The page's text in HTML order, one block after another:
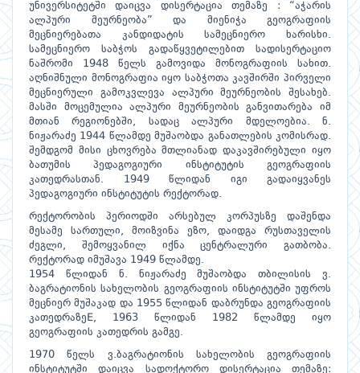
უნივერსიტეტში დაიცვა დისერტაცია თემაზე : “აჭარის
ალპური მეურნეობა” და მიენიჭა გეოგრაფიის
მეცნიერებათა კანდიდატის სამეცნიერო ხარისხი.
სამეცნიერო საბჭოს გადაწყვეტილებით სადისერტაციო
ნაშრომი 1948 წელს გამოვიდა მონოგრაფიის სახით.
აღნიშნული მონოგრაფია იყო საბჭოთა კავშირში პირველი
მეცნიერული გამოკვლევა ალპური მეურნეობის შესახებ.
მასში მოცემულია ალპური მეურნეობის განვითარება იმ
მთიან რეგიონებში, სადაც ალპური მდელოებია. ნ.
ნიჟარაძე 1944 წლამდე მუშაობდა განათლების კომისრად.
შემდგომ მისი ცხოვრება მთლიანად დაკავშირებული იყო
ბათუმის პედაგოგიური ინსტიტუტის გეოგრაფიის
კათედრასთან. 1949 წლიდან იგი გადაიყვანეს
პედაგოგიური ინსტიტუტის რექტორად.
რექტორობის პერიოდში არსებულ კორპუსზე დაშენდა
მესამე სართული, მოიზვინა ეზო, დაიდგა რუსთაველის
ძეგლი, შემოყვანილ იქნა ცენტრალური გათბობა.
რექტორად იმუშავა 1949 წლამდე.
1954 წლიდან ნ. ნიჟარაძე მუშაობდა თბილისის ვ.
ბაგრატიონის სახელობის გეოგრაფიის ინსტიტუტში უფროს
მეცნიერ მუშაკად და 1955 წლიდან დაბრუნდა გეოგრაფიის
კათედრაზეE, 1963 წლიდან 1982 წლამდე იყო
გეოგრაფიის კათედრის გამგე.
1970 წელს ვ.ბაგრატიონის სახელობის გეოგრაფიის
ინსტიტუტში დაიცვა სადოქტორო დისერტაცია თემაზე: